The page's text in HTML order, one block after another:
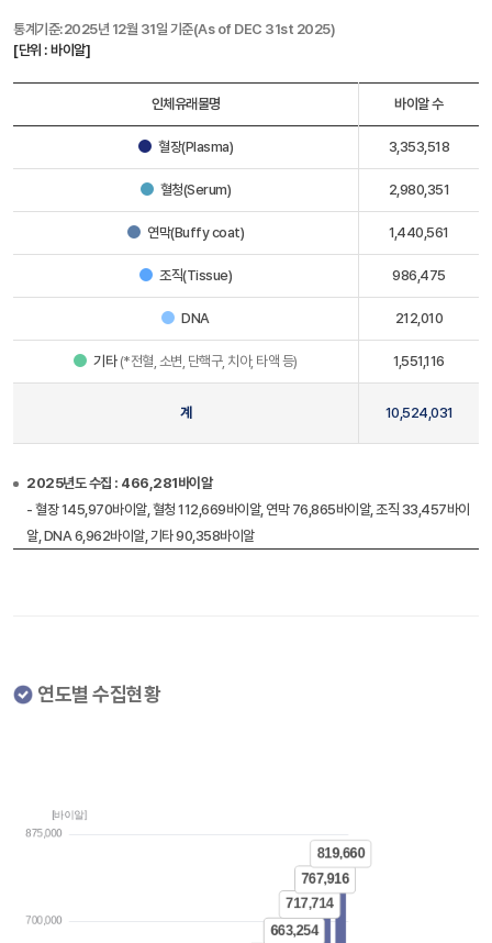
통계기준:2025년 12월 31일 기준(As of DEC 31st 2025)
[단위 : 바이알]
인체유래물명 바이알 수
혈장(Plasma) 3,353,518
혈청(Serum) 2,980,351
연막(Buffy coat) 1,440,561
조직(Tissue) 986,475
DNA 212,010
기타 (*전혈, 소변, 단핵구, 치아, 타액 등) 1,551,116
계 10,524,031
2025년도 수집 : 466,281바이알
- 혈장 145,970바이알, 혈청 112,669바이알, 연막 76,865바이알, 조직 33,457바이
알, DNA 6,962바이알, 기타 90,358바이알
연도별 수집현황